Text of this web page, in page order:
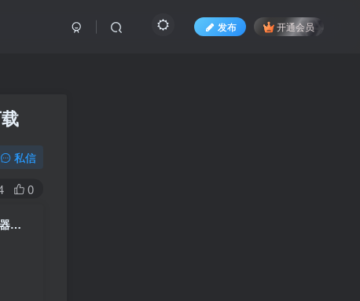
发布 开通会员
私信
0
(自适应移动端)HTML5智能设备pbootcms网站模板 响应式人工智能机器网站源码下载